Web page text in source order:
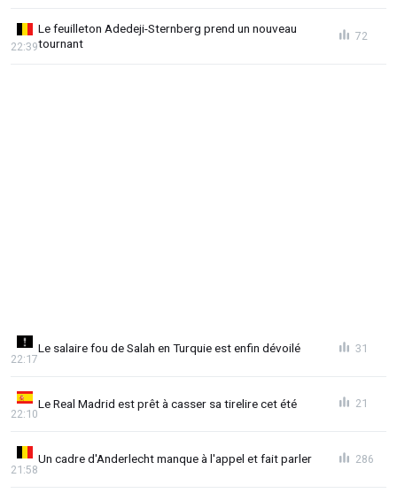
Le feuilleton Adedeji-Sternberg prend un nouveau
tournant
22:39
72
Le salaire fou de Salah en Turquie est enfin dévoilé
22:17
31
Le Real Madrid est prêt à casser sa tirelire cet été
22:10
21
Un cadre d'Anderlecht manque à l'appel et fait parler
21:58
286